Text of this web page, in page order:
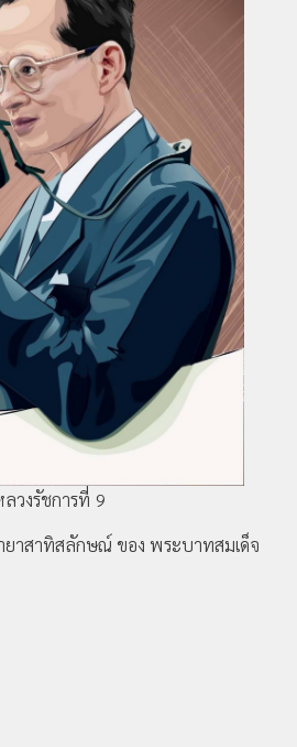
ลวงรัชการที่ 9
าสาทิสลักษณ์ ของ พระบาทสมเด็จ